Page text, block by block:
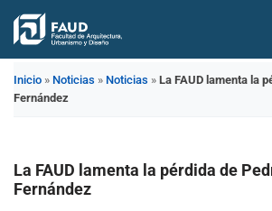
Saltar
contenido
Inicio » Noticias » Noticias » La FAUD lamenta la
Fernández
La FAUD lamenta la pérdida de
Fernández